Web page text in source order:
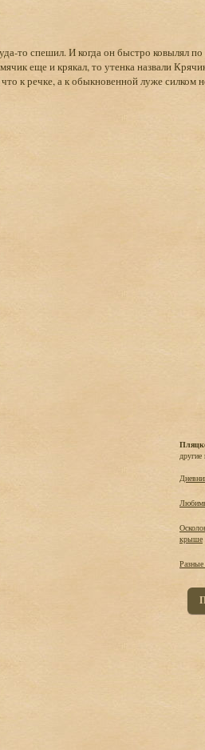
спешил. И когда он быстро ковылял по
еще и крякал, то утенка назвали
к речке, а к обыкновенной луже силком
другие
крыше
Разные